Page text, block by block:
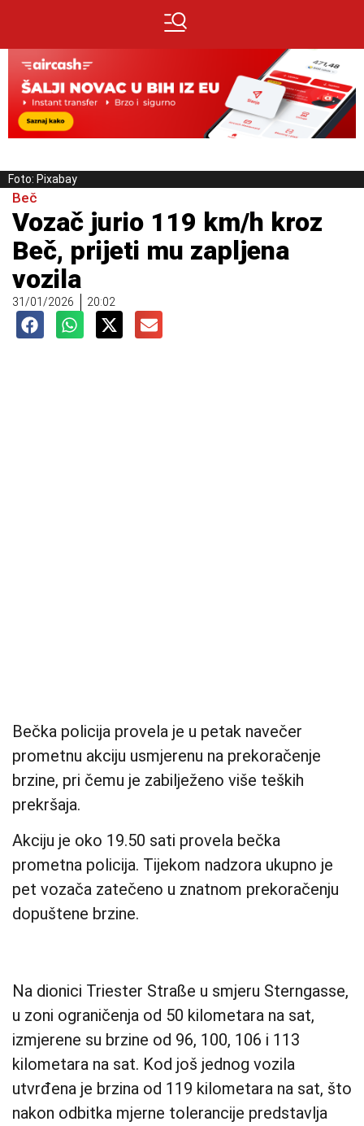
Foto: Pixabay
Beč
Vozač jurio 119 km/h kroz
Beč, prijeti mu zapljena
vozila
31/01/2026 20:02
Bečka policija provela je u petak navečer
prometnu akciju usmjerenu na prekoračenje
brzine, pri čemu je zabilježeno više teških
prekršaja.
Akciju je oko 19.50 sati provela bečka
prometna policija. Tijekom nadzora ukupno je
pet vozača zatečeno u znatnom prekoračenju
dopuštene brzine.
Na dionici Triester Straße u smjeru Sterngasse,
u zoni ograničenja od 50 kilometara na sat,
izmjerene su brzine od 96, 100, 106 i 113
kilometara na sat. Kod još jednog vozila
utvrđena je brzina od 119 kilometara na sat, što
nakon odbitka mjerne tolerancije predstavlja